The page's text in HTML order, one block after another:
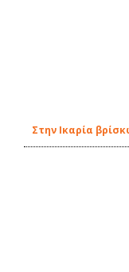
Στην Ικαρία